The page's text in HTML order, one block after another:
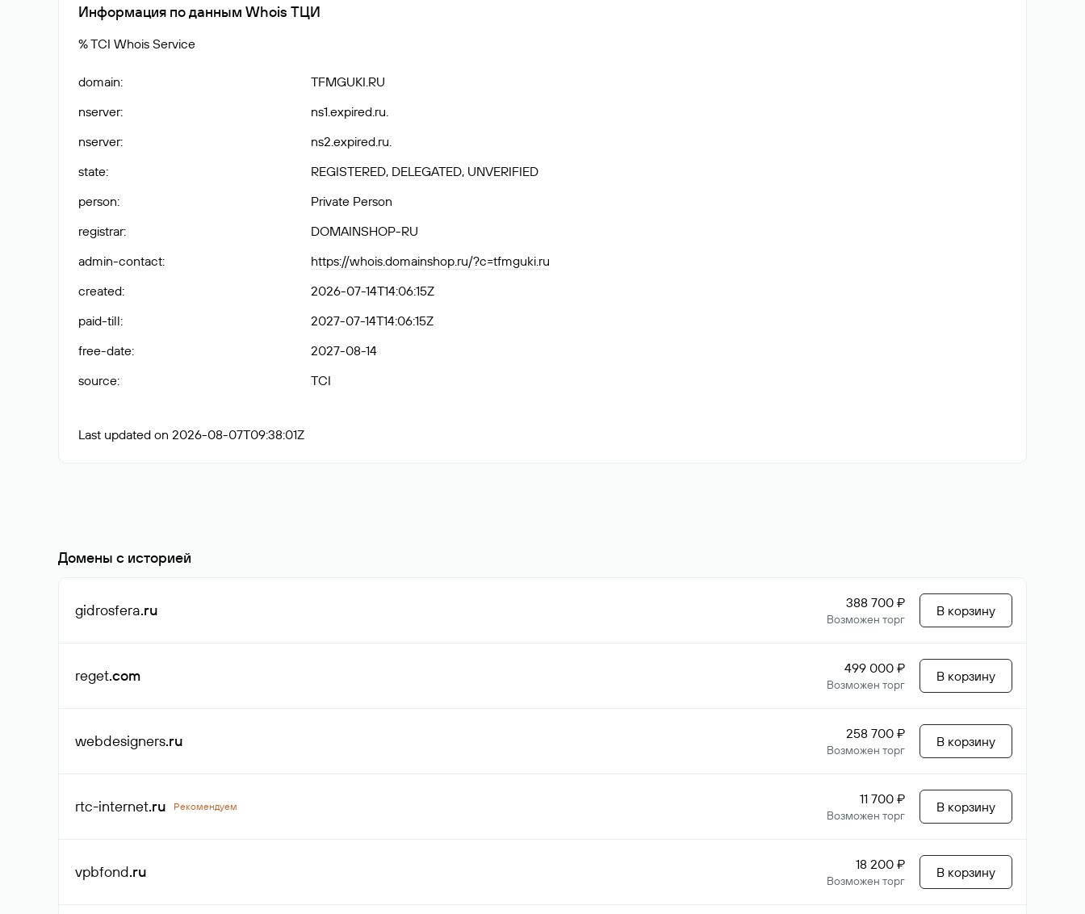
Информация по данным Whois ТЦИ
% TCI Whois Service
domain:
TFMGUKI.RU
nserver:
ns1.expired.ru.
nserver:
ns2.expired.ru.
state:
REGISTERED, DELEGATED, UNVERIFIED
person:
Private Person
registrar:
DOMAINSHOP-RU
admin-contact:
https://whois.domainshop.ru/?c=tfmguki.ru
created:
2026-07-14T14:06:15Z
paid-till:
2027-07-14T14:06:15Z
free-date:
2027-08-14
source: TCI
Last updated on 2026-08-07T09:38:01Z
Домены с историей
gidrosfera.ru 388 700 ₽
Возможен торг
В корзину
reget.com 499 000 ₽
Возможен торг
В корзину
webdesigners.ru 258 700 ₽
Возможен торг
В корзину
rtc-internet.ru Рекомендуем 11 700 ₽
Возможен торг
В корзину
vpbfond.ru 18 200 ₽
Возможен торг
В корзину